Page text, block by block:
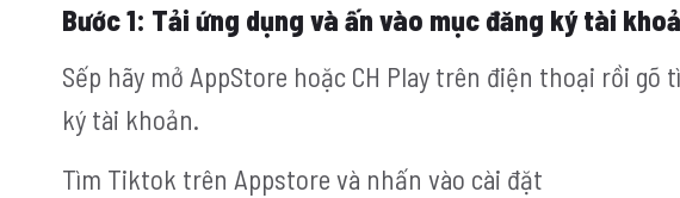
Bước 1: Tải ứng dụng và ấn vào mục đăng ký tài
Sếp hãy mở AppStore hoặc CH Play trên điện thoại rồi
ký tài khoản.
Tìm Tiktok trên Appstore và nhấn vào cài đặt